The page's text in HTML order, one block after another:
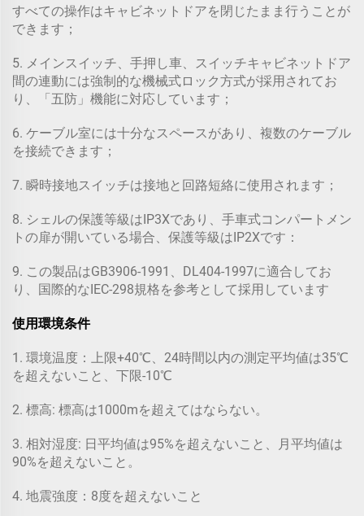
すべての操作はキャビネットドアを閉じたまま行うことが
できます；
5. メインスイッチ、手押し車、スイッチキャビネットドア
間の連動には強制的な機械式ロック方式が採用されてお
り、「五防」機能に対応しています；
6. ケーブル室には十分なスペースがあり、複数のケーブル
を接続できます；
7. 瞬時接地スイッチは接地と回路短絡に使用されます；
8. シェルの保護等級はIP3Xであり、手車式コンパートメン
トの扉が開いている場合、保護等級はIP2Xです：
9. この製品はGB3906-1991、DL404-1997に適合してお
り、国際的なIEC-298規格を参考として採用しています
使用環境条件
1. 環境温度：上限+40℃、24時間以内の測定平均値は35℃
を超えないこと、下限-10℃
2. 標高: 標高は1000mを超えてはならない。
3. 相対湿度: 日平均値は95%を超えないこと、月平均値は
90%を超えないこと。
4. 地震強度：8度を超えないこと